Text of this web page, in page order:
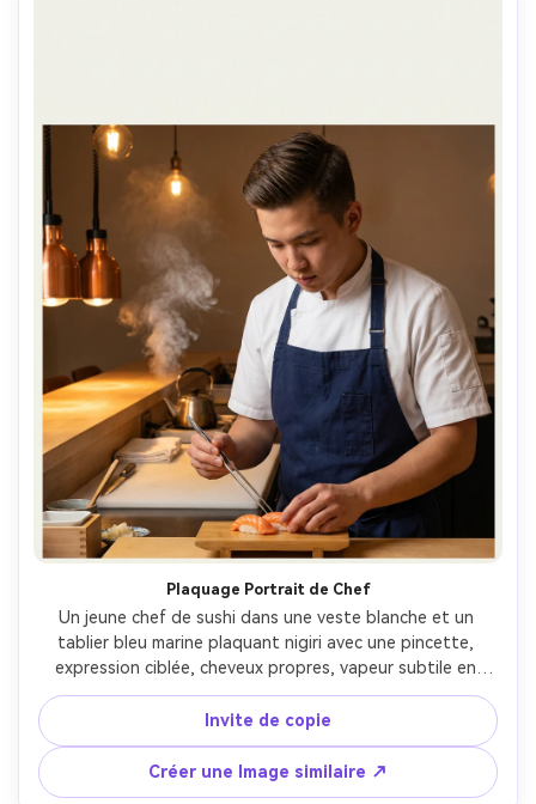
Plaquage Portrait de Chef
Un jeune chef de sushi dans une veste blanche et un
tablier bleu marine plaquant nigiri avec une pincette,
expression ciblée, cheveux propres, vapeur subtile en
arrière-plan, disposition d'affiche avec un espace négatif
pour le titre, à l'intérieur d'un comptoir de sushi moderne,
chaleureux tungstène praticals plus doux clé lumière,
Leica SL2 50mm f/1.4, cadre portrait moyen, ambiance
artisanale confiante, texture de peau réaliste, ombres
Invite de copie
Créer une Image similaire ↗